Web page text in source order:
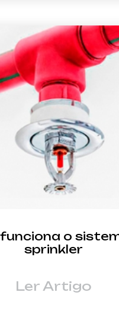
o
sprinkler
Ler Artigo